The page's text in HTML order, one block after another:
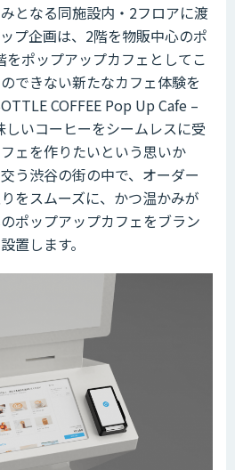
となる同施設内・2フロアに渡
プ企画は、2階を物販中心のポ
をポップアップカフェとしてこ
できない新たなカフェ体験を
COFFEE Pop Up Cafe –
いコーヒーをシームレスに受
ェを作りたいという思いか
う渋谷の街の中で、オーダー
をスムーズに、かつ温かみが
ポップアップカフェをブラン
置します。